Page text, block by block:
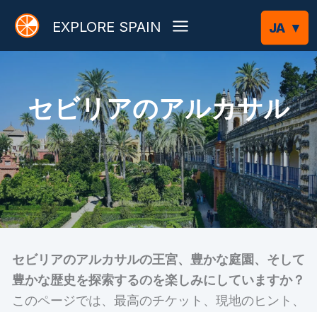
を
プ
EXPLORE SPAIN
セビリアのアルカサル
セビリアのアルカサルの王宮、豊かな庭園、そして
豊かな歴史を探索するのを楽しみにしていますか？
このページでは、最高のチケット、現地のヒント、